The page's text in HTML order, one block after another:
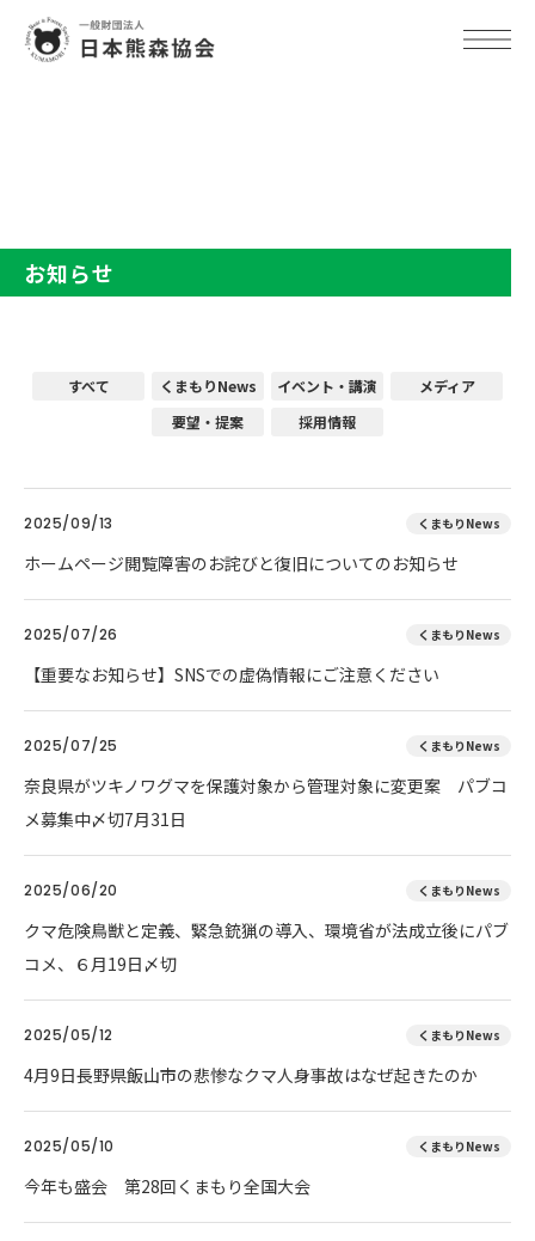
お知らせ
すべて くまもりNews イベント・講演
メディア
要望・提案
採用情報
2025/09/13 くまもりNews
ホームページ閲覧障害のお詫びと復旧についてのお知らせ
2025/07/26 くまもりNews
【重要なお知らせ】SNSでの虚偽情報にご注意ください
2025/07/25 くまもりNews
奈良県がツキノワグマを保護対象から管理対象に変更案 パブコ
メ募集中〆切7月31日
2025/06/20 くまもりNews
クマ危険鳥獣と定義、緊急銃猟の導入、環境省が法成立後にパブ
コメ、６月19日〆切
2025/05/12 くまもりNews
4月9日長野県飯山市の悲惨なクマ人身事故はなぜ起きたのか
2025/05/10 くまもりNews
今年も盛会 第28回くまもり全国大会